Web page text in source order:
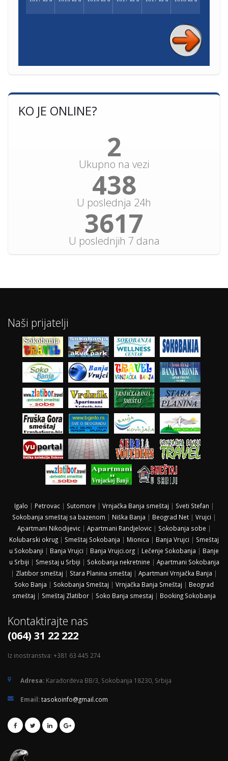
KO JE ONLINE?
2
Ukupno na vezi
469
U poslednja 24h
3875
U poslednjih 7 dana
Naši prijatelji
Igalo | Petrovac| Sutomore | Vrnjačka Banja smeštaj | Sveti Stefan |
Sokobanja smeštaj sa bazenom | Niška Banja | Beograd Net| Vrujci |
Apartmani Nikodijevic| Apartmani Randjelovic| Sokobanja sobe |
Kolubarski okrug | Smeštaj Sokobanja | Mionica | Banja Vrujci | Smeštaj
u Sokobanji | Banja Vrujci | Banja Vrujci.org | Lečenje Sokobanja | Banje
u Srbiji | Smestaj u Srbiji | Sokobanja nekretnine | Apartmani Sokobanja
| Zlatibor smeštaj | Stara Planina smeštaj | Apartmani Vrnjačka Banja |
Soko Banja | Sokobanja Smeštaj | Vrnjačka Banja Smeštaj | Beograd
smeštaj | Smeštaj Zlatibor | Soko Banja smestaj | Booking Sokobanja
Kontaktirajte nas
(064) 31 22 222
Iz inostranstva: +381 63 445 274
Adresa: Karađorđeva BB/3, Sokobanja 18230, Srbija
Email:tasokoinfo@gmail.com